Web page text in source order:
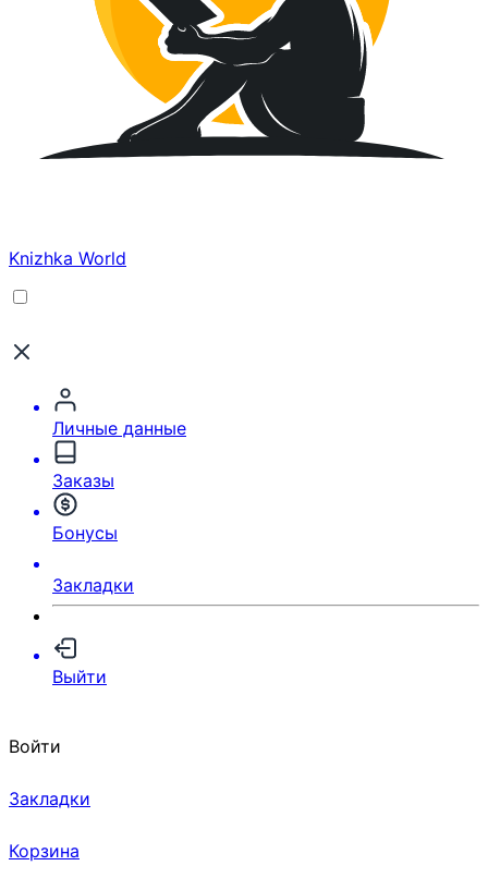
Knizhka World
Личные данные
Заказы
Бонусы
Закладки
Выйти
Войти
Закладки
Корзина